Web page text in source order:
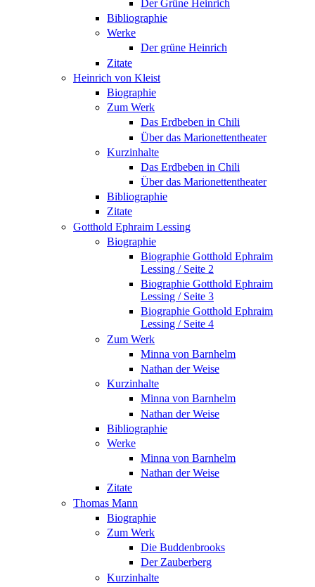
Der Grüne Heinrich
Bibliographie
Werke
Der grüne Heinrich
Zitate
Heinrich von Kleist
Biographie
Zum Werk
Das Erdbeben in Chili
Über das Marionettentheater
Kurzinhalte
Das Erdbeben in Chili
Über das Marionettentheater
Bibliographie
Zitate
Gotthold Ephraim Lessing
Biographie
Biographie Gotthold Ephraim
Lessing / Seite 2
Biographie Gotthold Ephraim
Lessing / Seite 3
Biographie Gotthold Ephraim
Lessing / Seite 4
Zum Werk
Minna von Barnhelm
Nathan der Weise
Kurzinhalte
Minna von Barnhelm
Nathan der Weise
Bibliographie
Werke
Minna von Barnhelm
Nathan der Weise
Zitate
Thomas Mann
Biographie
Zum Werk
Die Buddenbrooks
Der Zauberberg
Kurzinhalte